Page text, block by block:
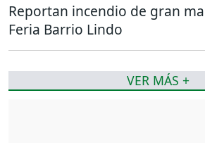
Reportan incendio de gran
Feria Barrio Lindo
VER MÁS +